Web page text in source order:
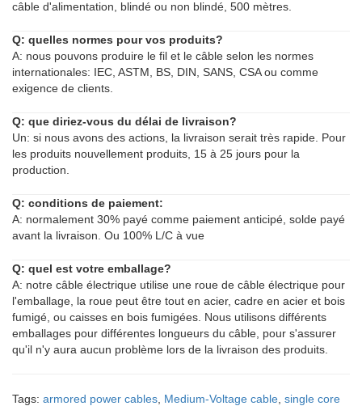
câble d'alimentation, blindé ou non blindé, 500 mètres.
Q: quelles normes pour vos produits?
A: nous pouvons produire le fil et le câble selon les normes
internationales: IEC, ASTM, BS, DIN, SANS, CSA ou comme
exigence de clients.
Q: que diriez-vous du délai de livraison?
Un: si nous avons des actions, la livraison serait très rapide. Pour
les produits nouvellement produits, 15 à 25 jours pour la
production.
Q: conditions de paiement:
A: normalement 30% payé comme paiement anticipé, solde payé
avant la livraison. Ou 100% L/C à vue
Q: quel est votre emballage?
A: notre câble électrique utilise une roue de câble électrique pour
l'emballage, la roue peut être tout en acier, cadre en acier et bois
fumigé, ou caisses en bois fumigées. Nous utilisons différents
emballages pour différentes longueurs du câble, pour s'assurer
qu'il n'y aura aucun problème lors de la livraison des produits.
Tags: armored power cables Medium-Voltage cable single core